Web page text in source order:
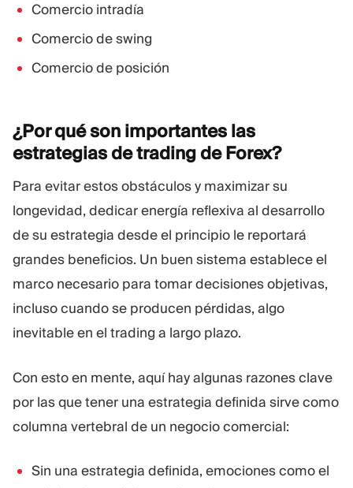
Comercio intradía
Comercio de swing
Comercio de posición
¿Por qué son importantes las
estrategias de trading deForex?
Para evitar estos obstáculos y maximizar su
longevidad, dedicar energía reflexiva al desarrollo
de su estrategia desde el principio le reportará
grandes beneficios. Un buen sistema establece el
marco necesario para tomar decisiones objetivas,
incluso cuando se producen pérdidas, algo
inevitable en el trading a largo plazo.
Con esto en mente, aquí hay algunas razones clave
por las que tener una estrategia definida sirve como
columna vertebral de un negocio comercial:
Sin una estrategia definida, emociones como el
Blog
Glosario
Plan de negocio
Carreras
Sostenibilidad
SÍGUENOS